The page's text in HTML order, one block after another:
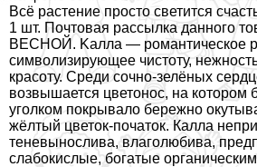
Всё растение просто светится
1 шт. Почтовая рассылка данного
ВЕСНОЙ. Kалла — романтическое
символизирующее чистоту,
красоту. Среди сочно-зелёных
возвышается цветонос, на котором
уголком покрывало бережно
жёлтый цветок-початок. Калла
теневынослива, влаголюбива,
слабокислые, богатые